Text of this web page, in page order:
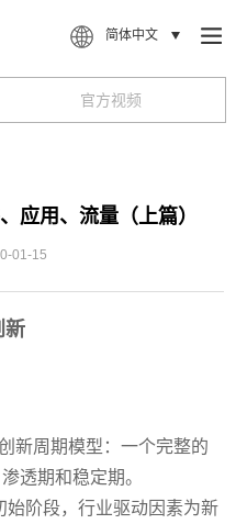
简体中文
官方视频
应用、流量（上篇）
01-15
新
新周期模型：一个完整的
透期和稳定期。
始阶段，行业驱动因素为新